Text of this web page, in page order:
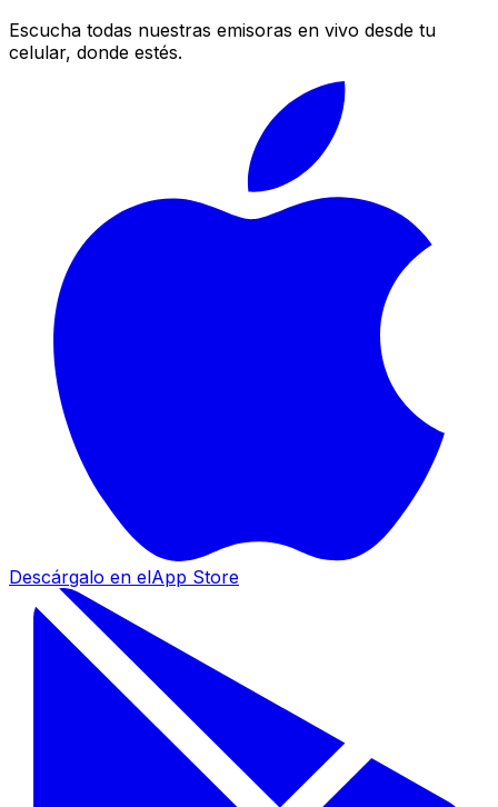
Escucha todas nuestras emisoras en vivo desde tu
celular, donde estés.
Descárgalo en elApp Store